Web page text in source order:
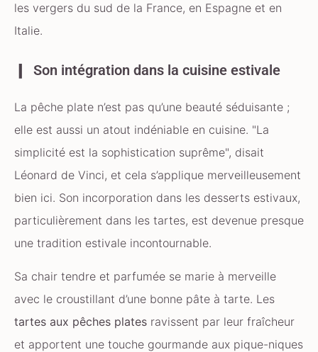
les vergers du sud de la France, en Espagne et en
Italie.
Son intégration dans la cuisine estivale
La pêche plate n’est pas qu’une beauté séduisante ;
elle est aussi un atout indéniable en cuisine.
La
simplicité est la sophistication suprême , disait
Léonard de Vinci, et cela s’applique merveilleusement
bien ici. Son incorporation dans les desserts estivaux,
particulièrement dans les tartes, est devenue presque
une tradition estivale incontournable.
Sa chair tendre et parfumée se marie à merveille
avec le croustillant d’une bonne pâte à tarte. Les
tartes aux pêches plates ravissent par leur fraîcheur
et apportent une touche gourmande aux pique-niques